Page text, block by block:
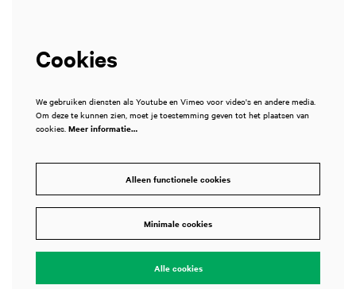
Cookies
We gebruiken diensten als Youtube en Vimeo voor video's en andere media.
Om deze te kunnen zien, moet je toestemming geven tot het plaatsen van
cookies. Meer informatie…
Alleen functionele cookies
Minimale cookies
Alle cookies